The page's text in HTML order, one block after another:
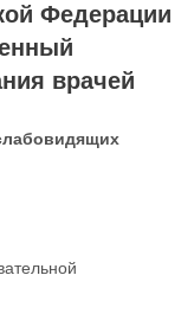
Федерации
врачей